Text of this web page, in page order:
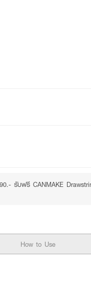
รับฟรี CANMAKE
How to Use